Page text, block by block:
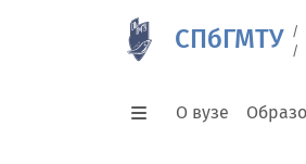
СПбГМТУ
О вузе